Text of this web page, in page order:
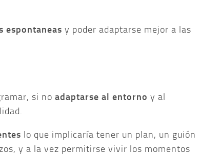
espontaneas y poder adaptarse mejor a las
si no adaptarse al entorno y al
lo que implicaría tener un plan, un guión
y a la vez permitirse vivir los momentos